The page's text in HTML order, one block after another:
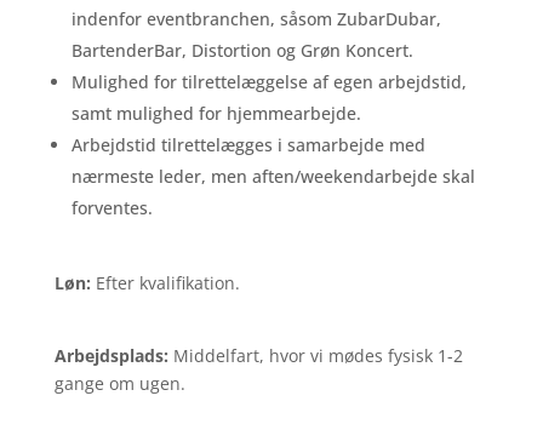
indenfor eventbranchen, såsom ZubarDubar,
BartenderBar, Distortion og Grøn Koncert.
Mulighed for tilrettelæggelse af egen arbejdstid,
samt mulighed for hjemmearbejde.
Arbejdstid tilrettelægges i samarbejde med
nærmeste leder, men aften/weekendarbejde skal
forventes.
Løn: Efter kvalifikation.
Arbejdsplads: Middelfart, hvor vi mødes fysisk 1-2
gange om ugen.